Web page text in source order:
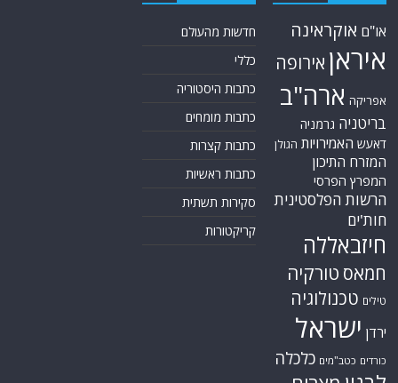
או"ם אוקראינה
איראן אירופה
אפריקה ארה"ב
בריטניה גרמניה
דאעש האמירויות הגולן
המזרח התיכון
המפרץ הפרסי
הרשות הפלסטינית
חות'ים
חיזבאללה
חמאס טורקיה
טילים טכנולוגיה
ירדן ישראל
כורדים כטב"מים כלכלה
חדשות מהעולם
כללי
כתבות היסטוריה
כתבות מומחים
כתבות קצרות
כתבות ראשיות
סקירות תשתית
קריקטורות